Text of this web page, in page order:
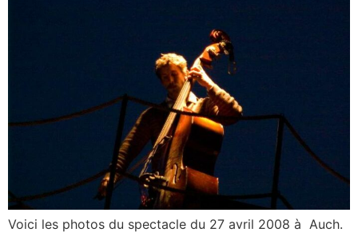
Voici les photos du spectacle du 27 avril 2008 à Auch.